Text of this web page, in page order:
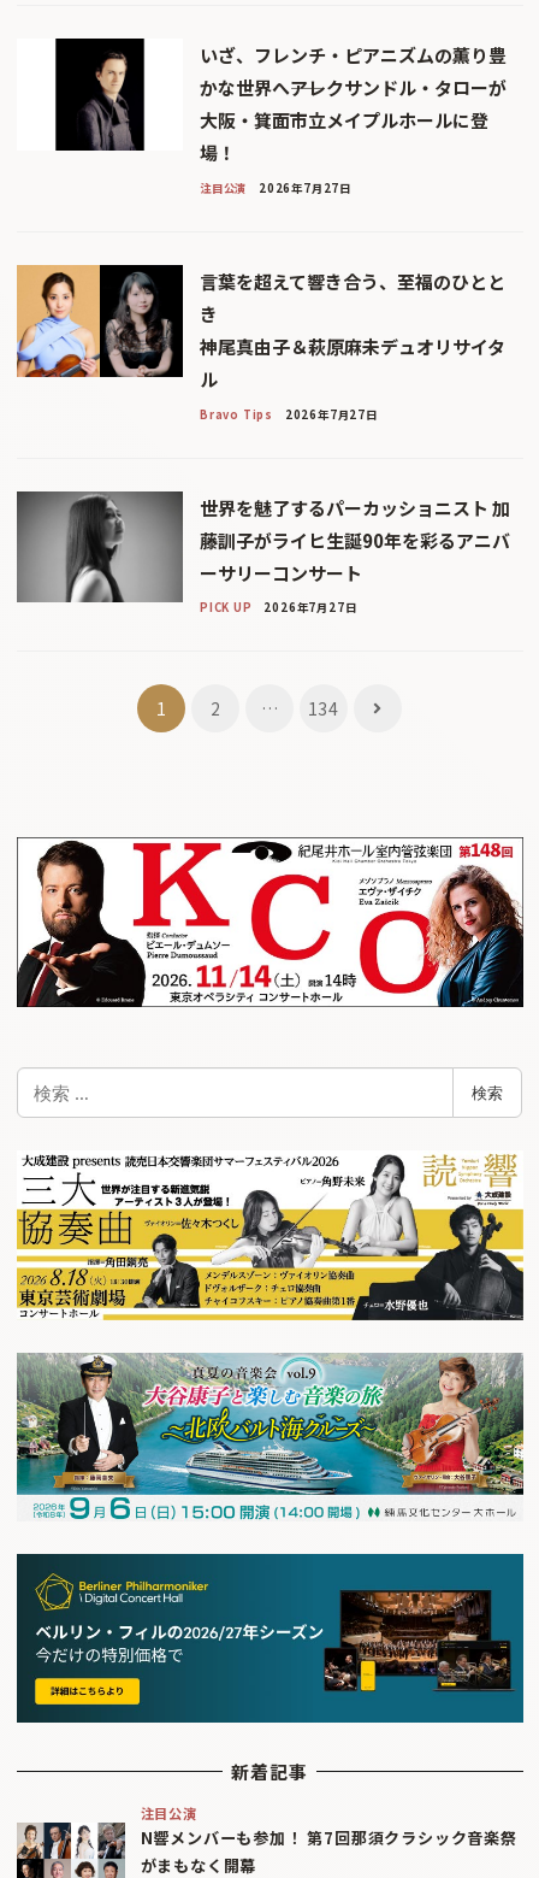
いざ、フレンチ・ピアニズムの薫り豊
かな世界へ――アレクサンドル・タローが
大阪・箕面市立メイプルホールに登
場！
注目公演 2026年7月27日
言葉を超えて響き合う、至福のひとと
き
神尾真由子＆萩原麻未デュオリサイタ
ル
Bravo Tips 2026年7月27日
世界を魅了するパーカッショニスト 加
藤訓子がライヒ生誕90年を彩るアニバ
ーサリーコンサート
PICK UP 2026年7月27日
ゲ
ー
ョ
ン
1 2 … 134
検
検索
新着記事
注目公演
N響メンバーも参加！ 第7回那須クラシック音楽祭
がまもなく開幕